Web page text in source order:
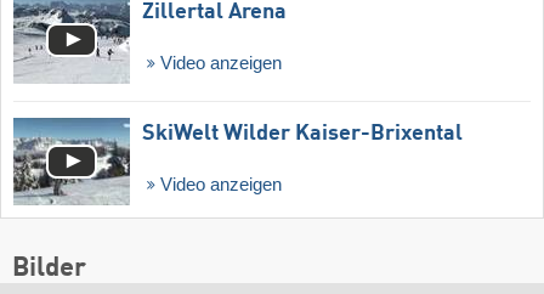
Zillertal Arena
Video anzeigen
SkiWelt Wilder Kaiser-Brixental
Video anzeigen
Bilder